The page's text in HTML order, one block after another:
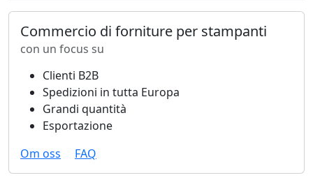
Commercio di forniture per stampanti
con un focus su
Clienti B2B
Spedizioni in tutta Europa
Grandi quantità
Esportazione
Om oss
FAQ